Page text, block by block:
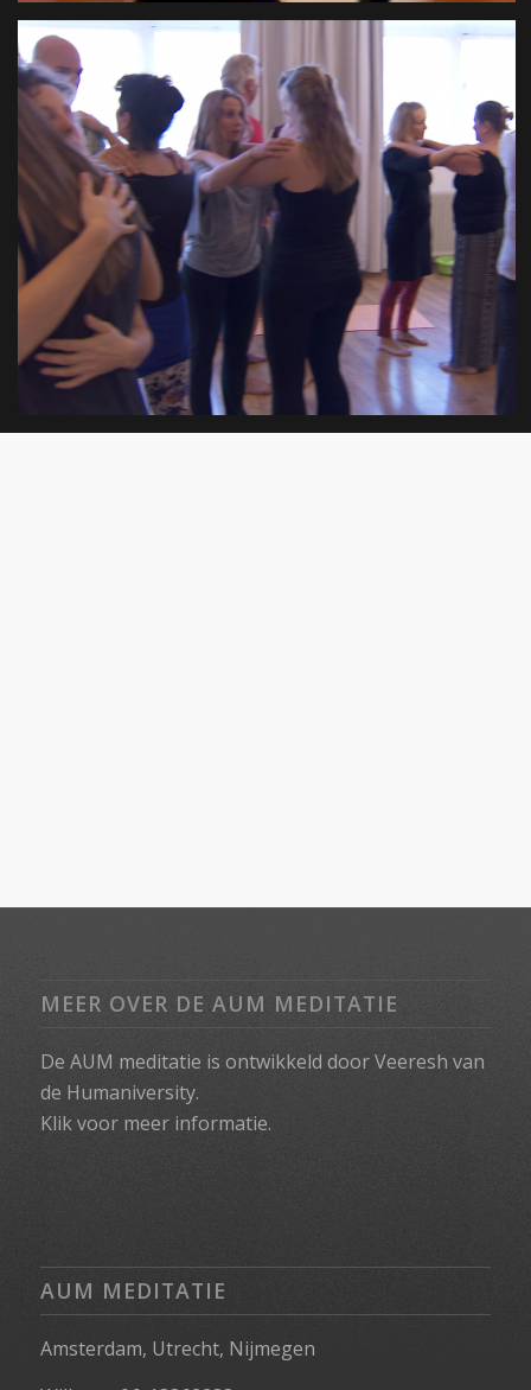
MEER OVER DE AUM MEDITATIE
De AUM meditatie is ontwikkeld door Veeresh van
de Humaniversity.
Klik voor meer informatie.
AUM MEDITATIE
Amsterdam, Utrecht, Nijmegen